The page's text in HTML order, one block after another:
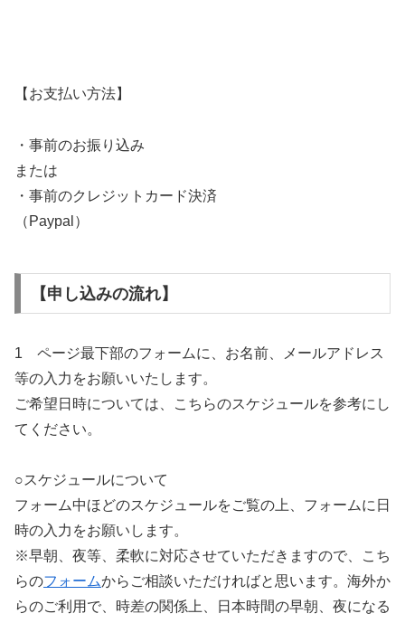
【お支払い方法】
・事前のお振り込み
または
・事前のクレジットカード決済
（Paypal）
【申し込みの流れ】
1 ページ最下部のフォームに、お名前、メールアドレス
等の入力をお願いいたします。
ご希望日時については、こちらのスケジュールを参考にし
てください。
○スケジュールについて
フォーム中ほどのスケジュールをご覧の上、フォームに日
時の入力をお願いします。
※早朝、夜等、柔軟に対応させていただきますので、こち
らのフォームからご相談いただければと思います。海外か
らのご利用で、時差の関係上、日本時間の早朝、夜になる